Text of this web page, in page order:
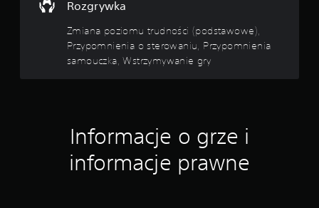
s
k
a
r
z
y
c
Rozgrywka
Zmiana poziomu trudności (podstawowe),
Przypomnienia o sterowaniu, Przypomnienia
samouczka, Wstrzymywanie gry
z
g
r
y
w
u
b
p
r
Informacje o grze i
informacje prawne